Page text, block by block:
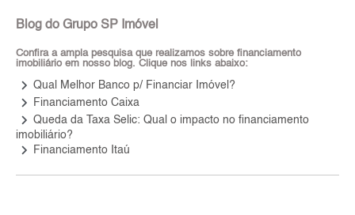
Blog do Grupo SP Imóvel
Confira a ampla pesquisa que realizamos sobre financiamento
imobiliário em nosso blog. Clique nos links abaixo:
keyboard_arrow_right Qual Melhor Banco p/ Financiar Imóvel?
keyboard_arrow_right Financiamento Caixa
keyboard_arrow_right Queda da Taxa Selic: Qual o impacto no financiamento
imobiliário?
keyboard_arrow_right Financiamento Itaú